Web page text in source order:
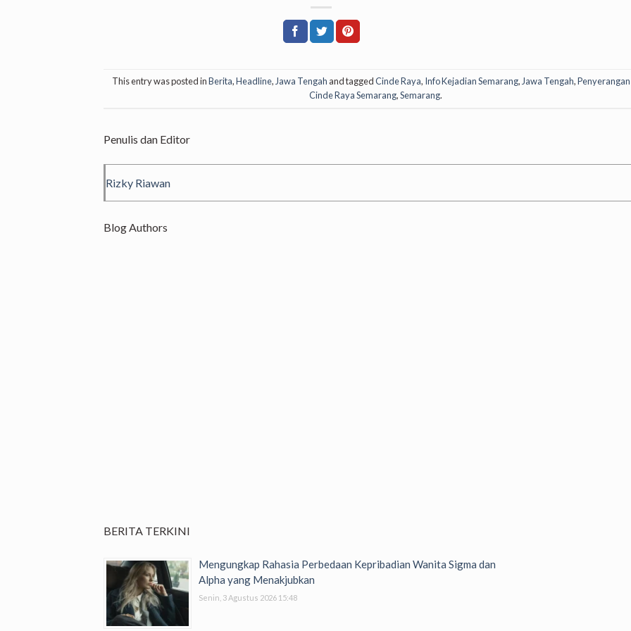
This entry was posted inBerita,Headline,Jawa Tengah and taggedCinde Raya, Info Kejadian Semarang,Jawa Tengah,
Cinde Raya Semarang,Semarang.
Penulis dan Editor
Rizky Riawan
Blog Authors
BERITA TERKINI
Mengungkap Rahasia Perbedaan Kepribadian Wanita Sigma dan
Alpha yang Menakjubkan
Senin, 3 Agustus 2026 15:48